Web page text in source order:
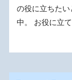
の役に立ちた
中。 お役に立